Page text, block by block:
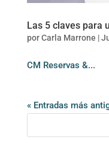
Las 5 claves para
porCarla Marrone |
CM Reservas &...
« Entradas más